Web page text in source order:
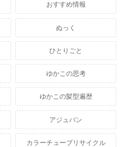
おすすめ情報
ぬっく
ひとりごと
ゆかこの思考
ゆかこの髪型遍歴
アジュバン
カラーチューブリサイクル